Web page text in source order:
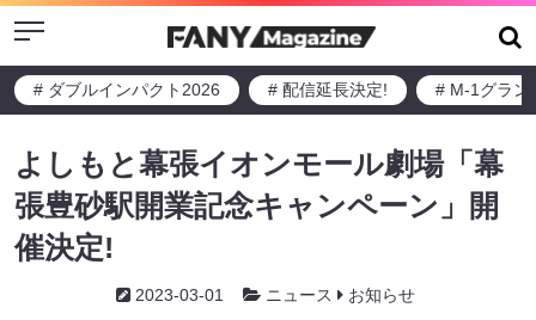
Menu
# ダブルインパクト2026 # 配信延長決定! # M-1グラン
よしもと幕張イオンモール劇場「幕
張豊砂駅開業記念キャンペーン」開
催決定!
2023-03-01 ニュース お知らせ